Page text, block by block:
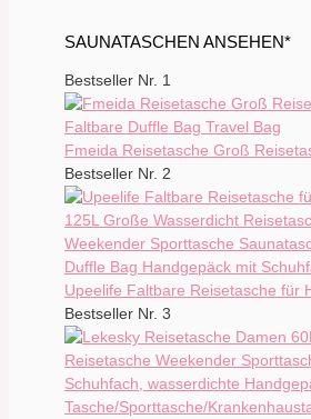
SAUNATASCHEN ANSEHEN*
Bestseller Nr. 1
Fmeida Reisetasche Groß
Bestseller Nr. 2
Upeelife Faltbare Reisetasche für
Bestseller Nr. 3